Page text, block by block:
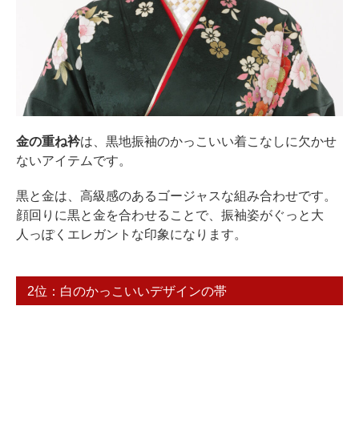
金の重ね衿は、黒地振袖のかっこいい着こなしに欠かせ
ないアイテムです。
黒と金は、高級感のあるゴージャスな組み合わせです。
顔回りに黒と金を合わせることで、振袖姿がぐっと大
人っぽくエレガントな印象になります。
2位：白のかっこいいデザインの帯